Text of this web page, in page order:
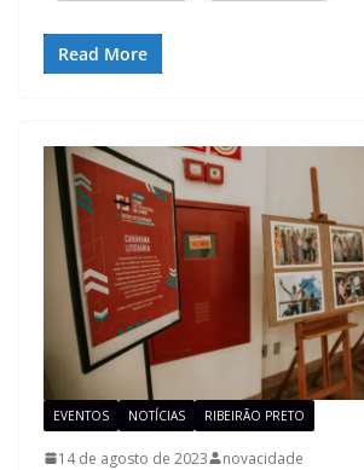
Read More
EVENTOS NOTÍCIAS RIBEIRÃO PRETO
14 de agosto de 2023 novacidade